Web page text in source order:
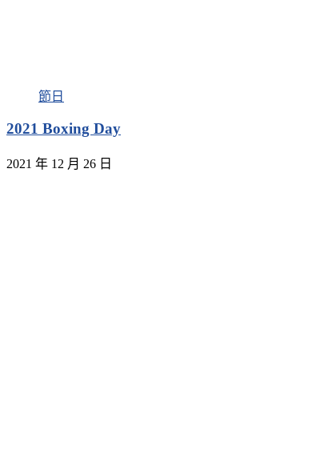
節日
2021 Boxing Day
2021 年 12 月 26 日